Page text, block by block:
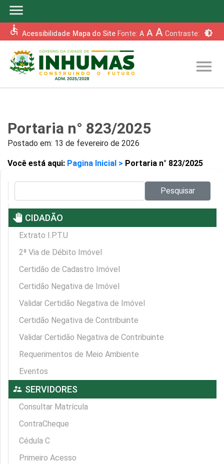
menu
accessible Acessibilidade Mapa do Site Fonte: A A A Contraste: brightness_6
menu
Portaria n° 823/2025
Postado em: 13 de fevereiro de 2026
Você está aqui: Pagina Inicial > Portaria n° 823/2025
Pesquisar
pan_tool CIDADÃO
Extrato I.P.T.U
2ª Via de Débito Imóvel
Certidão de Cadastro Imóvel
Certidão Negativa de Imóvel
Validar Certidão Negativa de Imóvel
Certidão Negativa de Contribuinte
Validar Certidão Negativa de Contribuinte
Requerimentos de Meio Ambiente
Eventos
supervisor_account SERVIDORES
Consultar Matrícula
ContraCheque
Cédula C
Primeiro Acesso